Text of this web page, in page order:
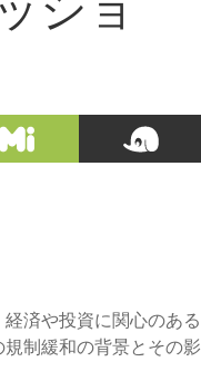
済や投資に関心のある
制緩和の背景とその影